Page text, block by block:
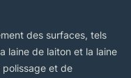
des surfaces, tels
laine de laiton et la laine
et de